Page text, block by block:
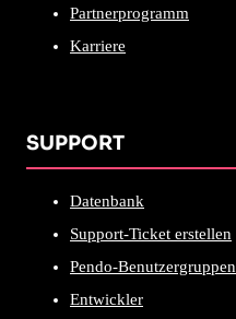
Partnerprogramm
Karriere
SUPPORT
Datenbank
Support-Ticket erstellen
Pendo-Benutzergruppen
Entwickler